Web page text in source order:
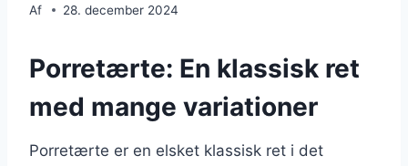
Af 28. december 2024
Porretærte: En klassisk ret
med mange variationer
Porretærte er en elsket klassisk ret i det